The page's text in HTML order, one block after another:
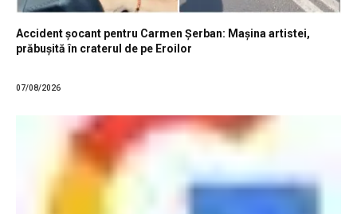
Accident șocant pentru Carmen Șerban: Mașina artistei,
prăbușită în craterul de pe Eroilor
07/08/2026